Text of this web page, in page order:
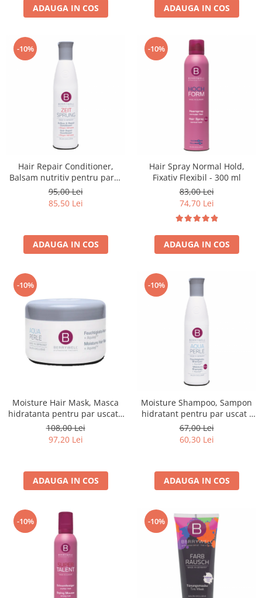
ADAUGA IN COS ADAUGA IN COS
-10%
Hair Repair Conditioner,
Balsam nutritiv pentru parul
degradat - 251 ml
95,00 Lei
85,50 Lei
ADAUGA IN COS
-10%
Hair Spray Normal Hold,
Fixativ Flexibil - 300 ml
83,00 Lei
74,70 Lei
ADAUGA IN COS
-10%
Moisture Hair Mask, Masca
hidratanta pentru par uscat -
201 ml
108,00 Lei
97,20 Lei
ADAUGA IN COS
-10%
Moisture Shampoo, Sampon
hidratant pentru par uscat -
251 ml
67,00 Lei
60,30 Lei
ADAUGA IN COS
-10% -10%